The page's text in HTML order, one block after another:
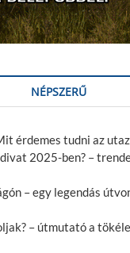
NÉPSZERŰ
érdemes tudni az
2025-ben? –
– egy legendás
– útmutató a